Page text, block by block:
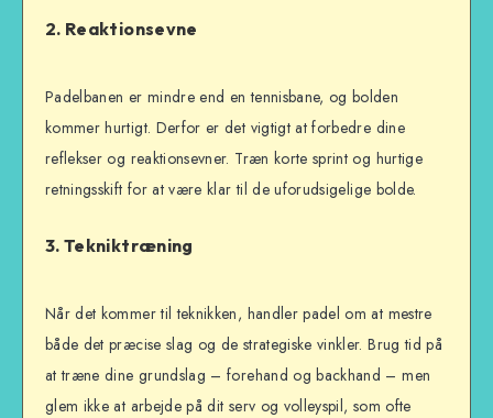
2. Reaktionsevne
Padelbanen er mindre end en tennisbane, og bolden
kommer hurtigt. Derfor er det vigtigt at forbedre dine
reflekser og reaktionsevner. Træn korte sprint og hurtige
retningsskift for at være klar til de uforudsigelige bolde.
3.Tekniktræning
Når det kommer til teknikken, handler padel om at mestre
både det præcise slag og de strategiske vinkler. Brug tid på
at træne dine grundslag – forehand og backhand – men
glem ikke at arbejde på dit serv og volleyspil, som ofte